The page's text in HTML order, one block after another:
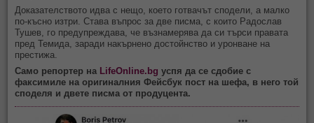
Доказателството идва с нещо, което готвачът сподели, а малко
по-късно изтри. Става въпрос за две писма, с които Радослав
Тушев, го предупреждава, че възнамерява да си търси правата
пред Темида, заради накърнено достойнство и уронване на
престижа.
Само репортер на LifeOnline.bg успя да се сдобие с
факсимиле на оригиналния Фейсбук пост на шефа, в него той
споделя и двете писма от продуцента.